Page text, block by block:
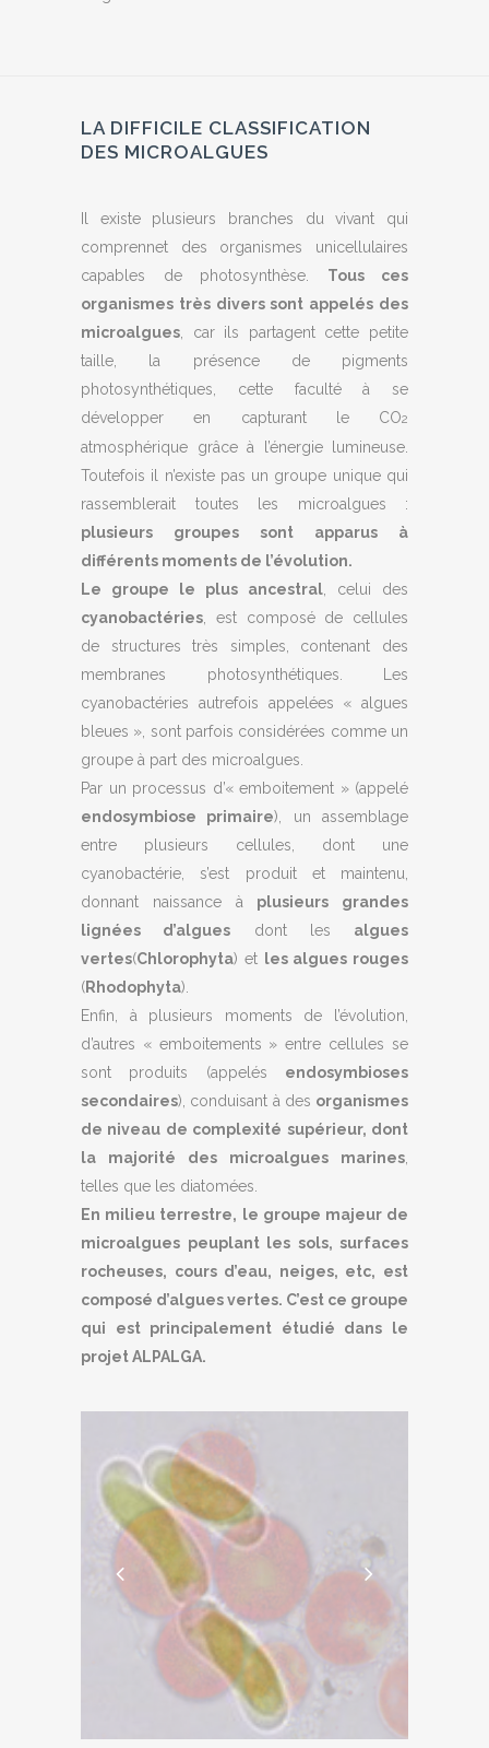
LA DIFFICILE CLASSIFICATION
DES MICROALGUES
Il existe plusieurs branches du vivant qui
comprennet des organismes unicellulaires
capables de photosynthèse. Tous ces
organismes très divers sont appelés des
microalgues , car ils partagent cette petite
taille, la présence de pigments
photosynthétiques, cette faculté à se
développer en capturant le CO2
atmosphérique grâce à l’énergie lumineuse.
Toutefois il n’existe pas un groupe unique qui
rassemblerait toutes les microalgues :
plusieurs groupes sont apparus à
différents moments de l’évolution.
Le groupe le plus ancestral , celui des
cyanobactéries , est composé de cellules
de structures très simples, contenant des
membranes photosynthétiques. Les
cyanobactéries autrefois appelées « algues
bleues », sont parfois considérées comme un
groupe à part des microalgues.
Par un processus d’« emboitement » (appelé
endosymbiose primaire), un assemblage
entre plusieurs cellules, dont une
cyanobactérie, s’est produit et maintenu,
donnant naissance à plusieurs grandes
lignées d’algues dont les algues
vertes(Chlorophyta) et les algues rouges
(Rhodophyta).
Enfin, à plusieurs moments de l’évolution,
d’autres « emboitements » entre cellules se
sont produits (appelés endosymbioses
secondaires), conduisant à des organismes
de niveau de complexité supérieur, dont
la majorité des microalgues marines
telles que les diatomées.
En milieu terrestre, le groupe majeur de
microalgues peuplant les sols, surfaces
rocheuses, cours d’eau, neiges, etc, est
composé d’algues vertes. C’est ce groupe
qui est principalement étudié dans le
projet ALPALGA.